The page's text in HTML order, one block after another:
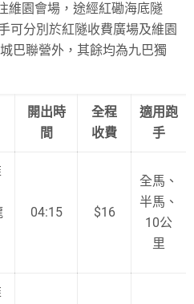
維園會場，途經紅磡海底隧
可分別於紅隧收費廣場及維園
巴聯營外，其餘均為九巴獨
開出時
間
全程
收費
適用跑
手
04:15 $16
全馬、
半馬、
10公
里